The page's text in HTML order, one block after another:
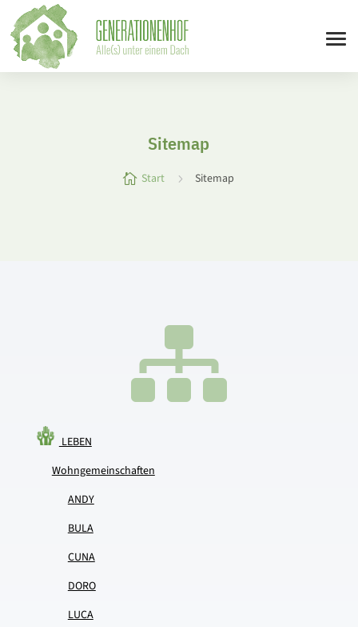
Sitemap
 Start 5 Sitemap

LEBEN
Wohngemeinschaften
ANDY
BULA
CUNA
DORO
LUCA